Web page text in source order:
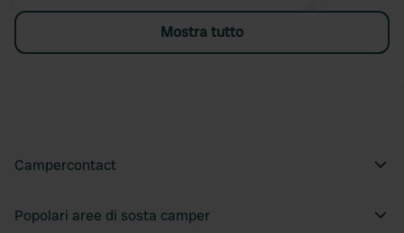
Mostra tutto
Campercontact
Popolari aree di sosta camper